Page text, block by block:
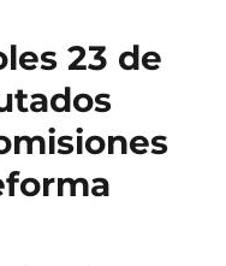
23 de